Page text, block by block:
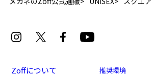
Zoffについて
推奨環境